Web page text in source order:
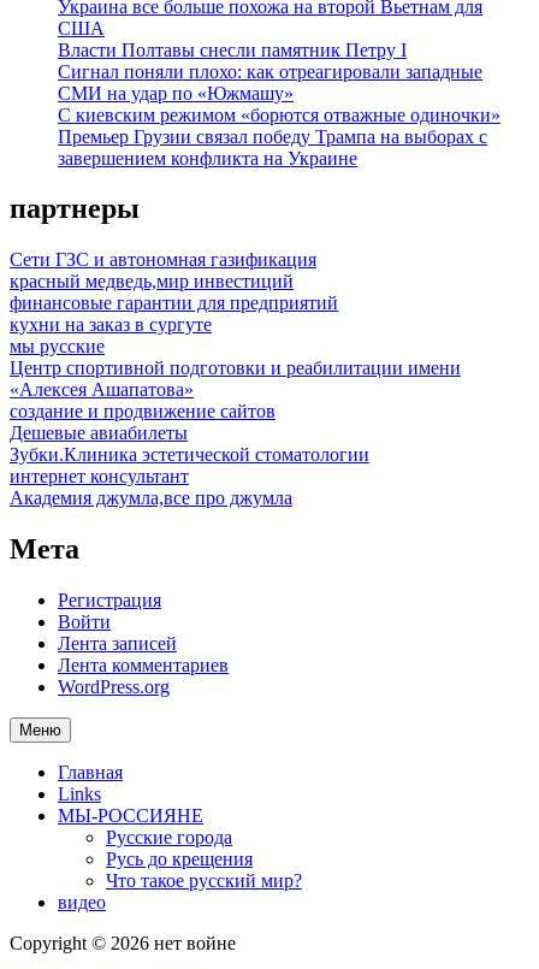
Украина все больше похожа на второй Вьетнам для
США
Власти Полтавы снесли памятник Петру I
Сигнал поняли плохо: как отреагировали западные
СМИ на удар по «Южмашу»
С киевским режимом «борются отважные одиночки»
Премьер Грузии связал победу Трампа на выборах с
завершением конфликта на Украине
партнеры
Сети ГЗС и автономная газификация
красный медведь,мир инвестиций
финансовые гарантии для предприятий
кухни на заказ в сургуте
мы русские
Центр спортивной подготовки и реабилитации имени
«Алексея Ашапатова»
создание и продвижение сайтов
Дешевые авиабилеты
Зубки.Клиника эстетической стоматологии
интернет консультант
Академия джумла,все про джумла
Мета
Регистрация
Войти
Лента записей
Лента комментариев
WordPress.org
Меню
Главная
Links
МЫ-РОССИЯНЕ
Русские города
Русь до крещения
Что такое русский мир?
видео
Copyright © 2026 нет войне